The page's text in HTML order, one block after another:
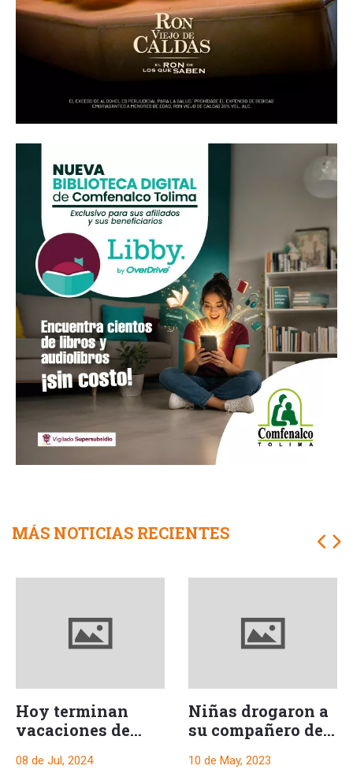
MÁS NOTICIAS RECIENTES
Hoy terminan
vacaciones de
estudiantes
08 de Jul, 2024
Niñas drogaron a
su compañero de
el jóven está
10 de May, 2023